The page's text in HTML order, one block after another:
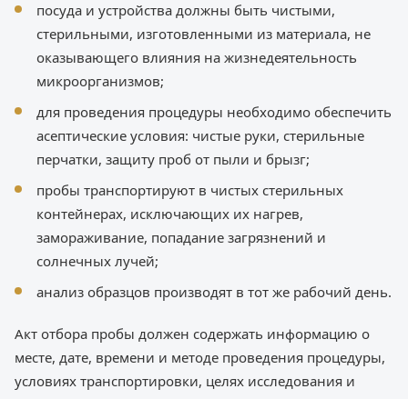
посуда и устройства должны быть чистыми,
стерильными, изготовленными из материала, не
оказывающего влияния на жизнедеятельность
микроорганизмов;
для проведения процедуры необходимо обеспечить
асептические условия: чистые руки, стерильные
перчатки, защиту проб от пыли и брызг;
пробы транспортируют в чистых стерильных
контейнерах, исключающих их нагрев,
замораживание, попадание загрязнений и
солнечных лучей;
анализ образцов производят в тот же рабочий день.
Акт отбора пробы должен содержать информацию о
месте, дате, времени и методе проведения процедуры,
условиях транспортировки, целях исследования и